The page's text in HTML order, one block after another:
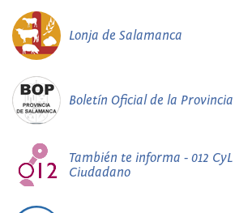
Lonja de Salamanca
Boletín Oficial de la Provincia
También te informa - 012
Ciudadano